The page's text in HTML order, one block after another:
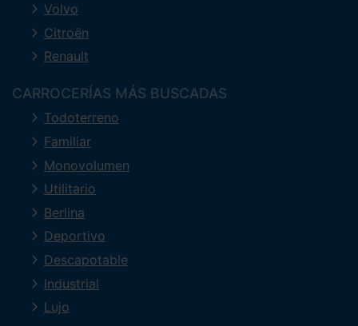
Volvo
Citroën
Renault
CARROCERÍAS MÁS BUSCADAS
Todoterreno
Familiar
Monovolumen
Utilitario
Berlina
Deportivo
Descapotable
Industrial
Lujo